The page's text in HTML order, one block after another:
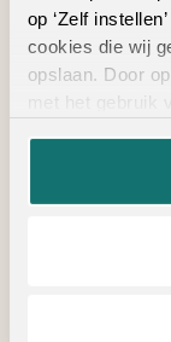
op ‘Zelf
cookies die wij
opslaan. Door